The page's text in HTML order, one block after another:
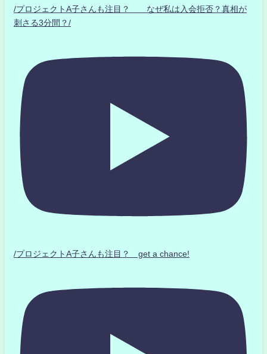
/プロジェクトA子さんも注目？ なぜ私は入会拒否？真相が
刺さる3分間？/
/プロジェクトA子さんも注目？ get a chance!